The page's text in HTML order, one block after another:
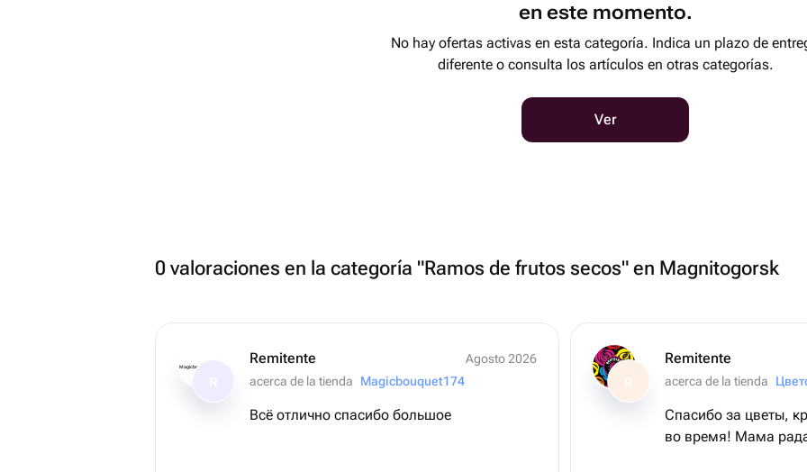
en este momento.
No hay ofertas activas en esta categoría. Indica un plazo de
diferente o consulta los artículos en otras categorías.
Ver
0 valoraciones en la categoría "Ramos de frutos secos" en Magnitogorsk
Magicbouquet174 Remitente
Agosto 2026
acerca de la tienda
Magicbouquet174
Всё отлично спасибо большое
R
Remitente
acerca de la tienda
Спасибо за цветы,
во время! Мама